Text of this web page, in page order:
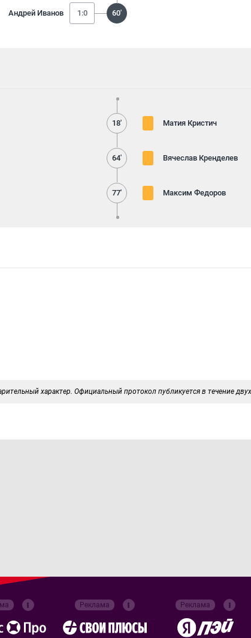
Андрей Иванов 1:0 60'
18' Матия Кристич
64' Вячеслав Кренделев
77' Максим Федоров
характер. Официальный протокол публикуется в течение
Реклама Реклама